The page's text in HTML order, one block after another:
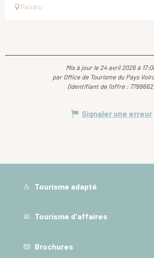
Paladru
Mis à jour le 24 avril 2026 à
par Office de Tourisme du Pays
(Identifiant de l'offre : 7799662)
Signaler une erreur
Tourisme adapté
Tourisme d'affaires
Brochures